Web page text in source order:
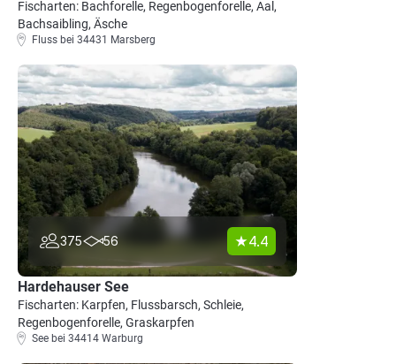
Fischarten: Bachforelle, Regenbogenforelle, Aal,
Bachsaibling, Äsche
Fluss bei 34431 Marsberg
375 56 4.4
Hardehauser See
Fischarten: Karpfen, Flussbarsch, Schleie,
Regenbogenforelle, Graskarpfen
See bei 34414 Warburg